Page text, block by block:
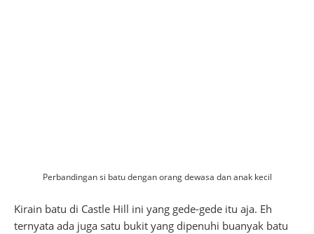
Perbandingan si batu dengan orang dewasa dan anak kecil
Kirain batu di Castle Hill ini yang gede-gede itu aja. Eh
ternyata ada juga satu bukit yang dipenuhi buanyak batu